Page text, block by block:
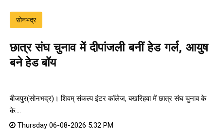
सोनभद्र
छात्र संघ चुनाव में दीपांजली बनीं हेड गर्ल, आयुष
बने हेड बॉय
बीजपुर(सोनभद्र)। शिवम् संकल्प इंटर कॉलेज, बखरिहवा में छात्र संघ चुनाव के
के....
Thursday 06-08-2026 5:32 PM